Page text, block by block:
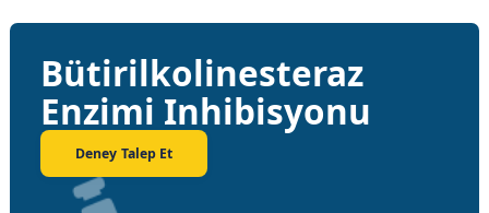
Bütirilkolinesteraz
Enzimi Inhibisyonu
Deney Talep Et